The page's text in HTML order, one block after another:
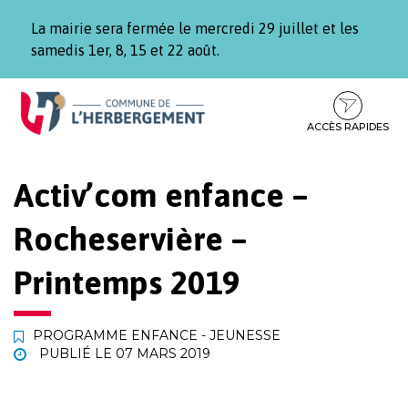
La mairie sera fermée le mercredi 29 juillet et les
samedis 1er, 8, 15 et 22 août.
Aller
Aller
contenu
Aller
pied
ACCÈS RAPIDES
Activ’com enfance –
Rocheservière –
Printemps 2019
PROGRAMME ENFANCE - JEUNESSE
PUBLIÉ LE 07 MARS 2019